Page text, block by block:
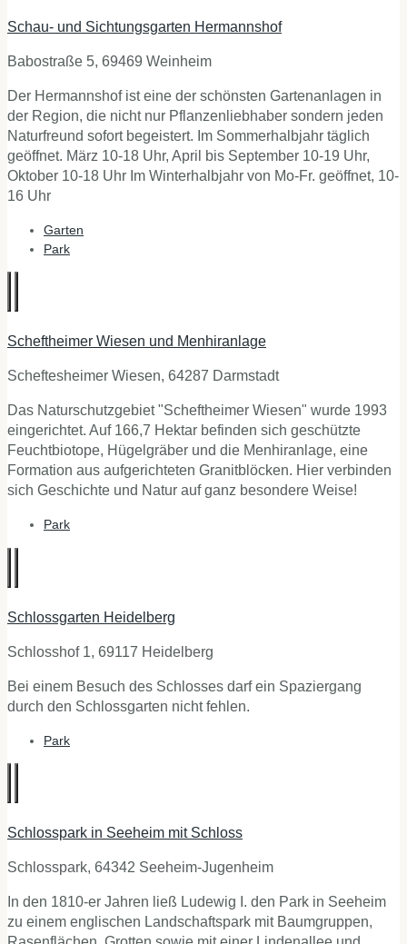
Schau- und Sichtungsgarten Hermannshof
Babostraße 5, 69469 Weinheim
Der Hermannshof ist eine der schönsten Gartenanlagen in
der Region, die nicht nur Pflanzenliebhaber sondern jeden
Naturfreund sofort begeistert. Im Sommerhalbjahr täglich
geöffnet. März 10-18 Uhr, April bis September 10-19 Uhr,
Oktober 10-18 Uhr Im Winterhalbjahr von Mo-Fr. geöffnet, 10-
16 Uhr
Garten
Park
Scheftheimer Wiesen und Menhiranlage
Scheftesheimer Wiesen, 64287 Darmstadt
Das Naturschutzgebiet "Scheftheimer Wiesen" wurde 1993
eingerichtet. Auf 166,7 Hektar befinden sich geschützte
Feuchtbiotope, Hügelgräber und die Menhiranlage, eine
Formation aus aufgerichteten Granitblöcken. Hier verbinden
sich Geschichte und Natur auf ganz besondere Weise!
Park
Schlossgarten Heidelberg
Schlosshof 1, 69117 Heidelberg
Bei einem Besuch des Schlosses darf ein Spaziergang
durch den Schlossgarten nicht fehlen.
Park
Schlosspark in Seeheim mit Schloss
Schlosspark, 64342 Seeheim-Jugenheim
In den 1810-er Jahren ließ Ludewig I. den Park in Seeheim
zu einem englischen Landschaftspark mit Baumgruppen,